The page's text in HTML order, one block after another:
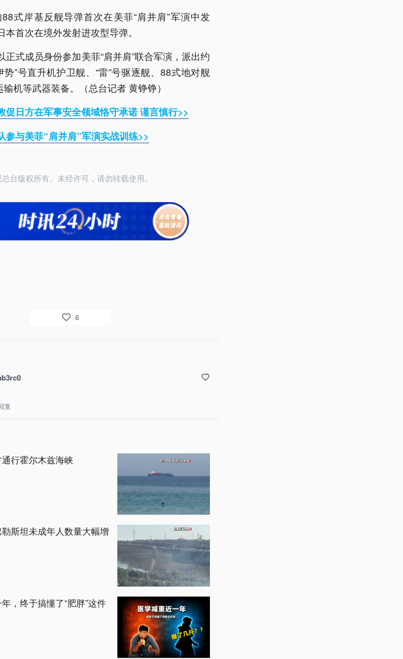
式岸基反舰导弹首次在美菲“肩并肩”军演中发
首次在境外发射进攻型导弹。
正式成员身份参加美菲“肩并肩”联合军演，派出约
势”号直升机护卫舰、“雷”号驱逐舰、88式地对舰
机等武器装备。（总台记者 黄铮铮）
促日方在军事安全领域恪守承诺 谨言慎行>>
参与美菲“肩并肩”军演实战训练>>
台版权所有。未经许可，请勿转载使用。
6
复
行霍尔木兹海峡
斯坦未成年人数量大幅增
，终于搞懂了“肥胖”这件